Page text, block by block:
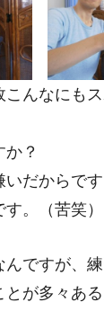
んなにも
？
だからで
。（苦笑）
んですが、
とが多々あ